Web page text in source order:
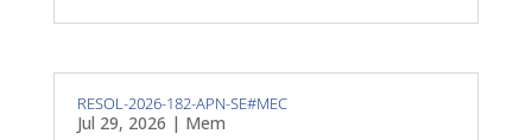
RESOL-2026-182-APN-SE#MEC
Jul 29, 2026 | Mem